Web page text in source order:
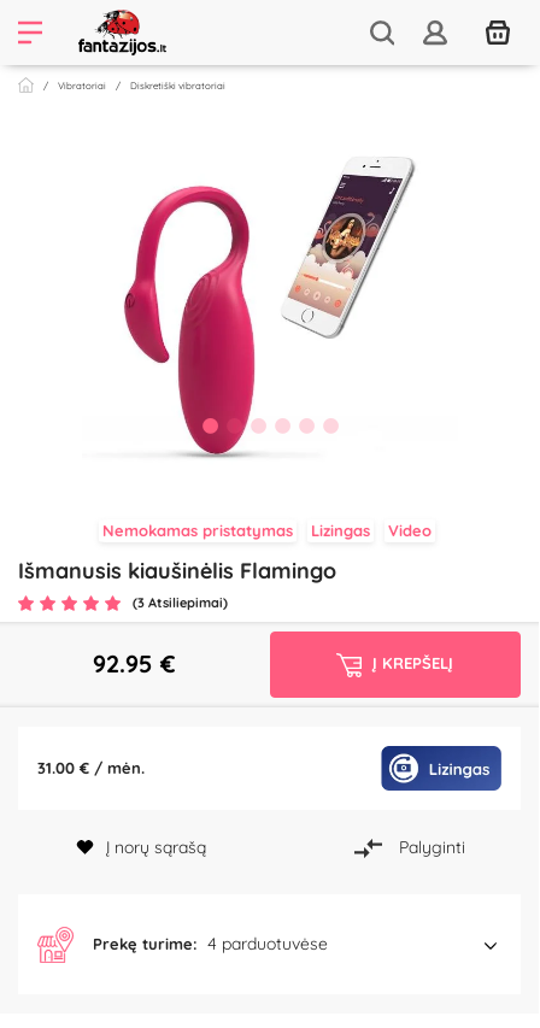
Vibratoriai Diskretiški vibratoriai
Nemokamas pristatymas Lizingas Video
Išmanusis kiaušinėlis Flamingo
(3 Atsiliepimai)
92.95 €
31.00 € / mėn.
Į KREPŠELĮ
Į norų sąrašą Palyginti
Prekę turime: 4 parduotuvėse